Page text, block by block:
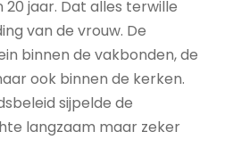
20 jaar. Dat alles terwille
van de vrouw. De
binnen de vakbonden, de
ook binnen de kerken.
sijpelde de
langzaam maar zeker